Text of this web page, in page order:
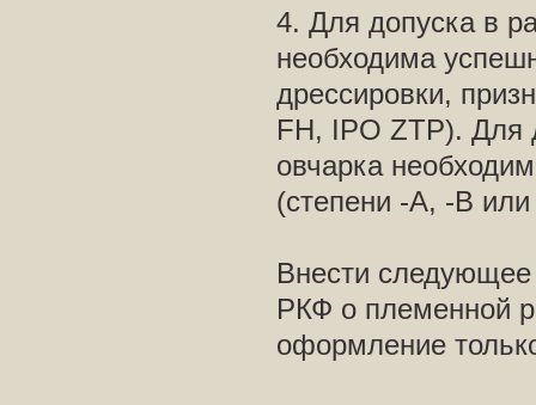
4. Для допуска в
необходима
дрессировки,
FH, IPO ZTP). Для
овчарка
(степени -A, -B
Внести
РКФ о племенной
оформление